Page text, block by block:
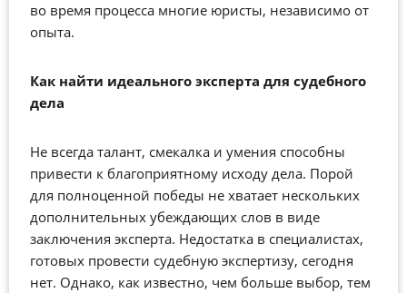
во время процесса многие юристы, независимо от
опыта.
Как найти идеального эксперта для судебного
дела
Не всегда талант, смекалка и умения способны
привести к благоприятному исходу дела. Порой
для полноценной победы не хватает нескольких
дополнительных убеждающих слов в виде
заключения эксперта. Недостатка в специалистах,
готовых провести судебную экспертизу, сегодня
нет. Однако, как известно, чем больше выбор, тем